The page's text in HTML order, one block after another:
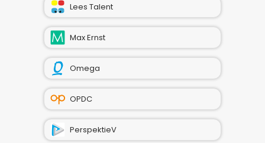
Lees Talent
Max Ernst
Omega
OPDC
PerspektieV